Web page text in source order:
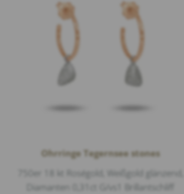
Ohrringe Tegernsee stones
750er 18 kt Roségold, Weißgold glänzend,
Diamanten 0,31ct G/vs1 Brillantschliff